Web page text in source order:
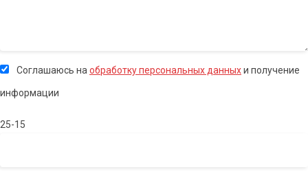
Соглашаюсь на обработку персональных данныхи получение
информации
25-15